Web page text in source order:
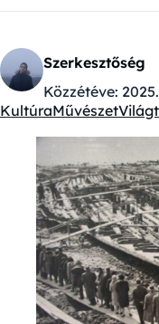
Szerkesztőség
Közzétéve:
Kategóriák:
KultúraMűvészet